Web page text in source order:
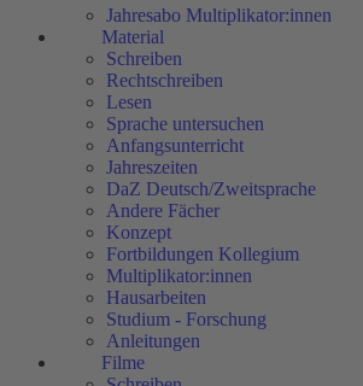
Jahresabo Multiplikator:innen
Material
Schreiben
Rechtschreiben
Lesen
Sprache untersuchen
Anfangsunterricht
Jahreszeiten
DaZ Deutsch/Zweitsprache
Andere Fächer
Konzept
Fortbildungen Kollegium
Multiplikator:innen
Hausarbeiten
Studium - Forschung
Anleitungen
Filme